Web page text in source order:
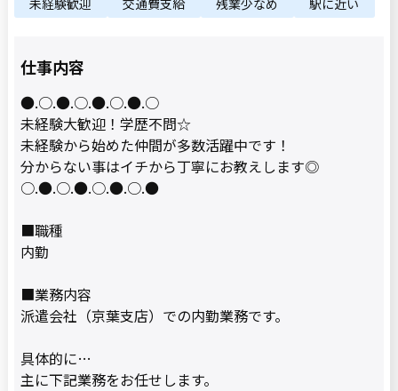
仕事内容
●.○.●.○.●.○.●.○
未経験大歓迎！学歴不問☆
未経験から始めた仲間が多数活躍中です！
分からない事はイチから丁寧にお教えします◎
○.●.○.●.○.●.○.●
■職種
内勤
■業務内容
派遣会社（京葉支店）での内勤業務です。
具体的に…
主に下記業務をお任せします。